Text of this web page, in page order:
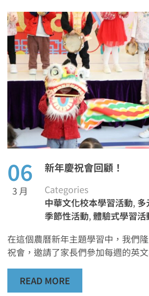
06
3 月
新年慶祝會回顧！
Categories
中華文化校本學習活動, 多
季節性活動,體驗式學習活
在這個農曆新年主題學習中，我們
祝會，邀請了家長們參加每週的英
READ MORE